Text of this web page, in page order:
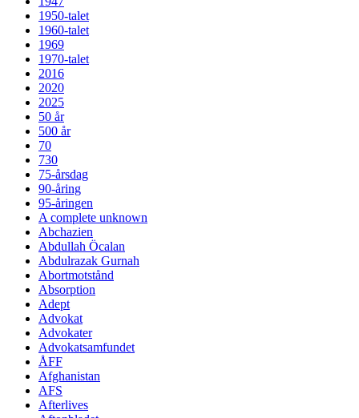
1950-talet
1960-talet
1969
1970-talet
2016
2020
2025
50 år
500 år
70
730
75-årsdag
90-åring
95-åringen
A complete unknown
Abchazien
Abdullah Öcalan
Abdulrazak Gurnah
Abortmotstånd
Absorption
Adept
Advokat
Advokater
Advokatsamfundet
ÅFF
Afghanistan
AFS
Afterlives